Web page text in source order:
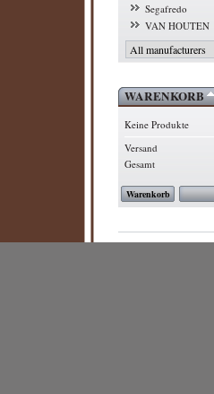
Segafredo
VAN HOUTEN
WARENKORB
Keine Produkte
Versand
Gesamt
Warenkorb